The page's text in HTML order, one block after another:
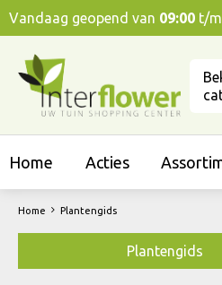
Ga
naar
Home Plantengids
Vandaag geopend van 09:00 t/m
Home Acties
Plantengids